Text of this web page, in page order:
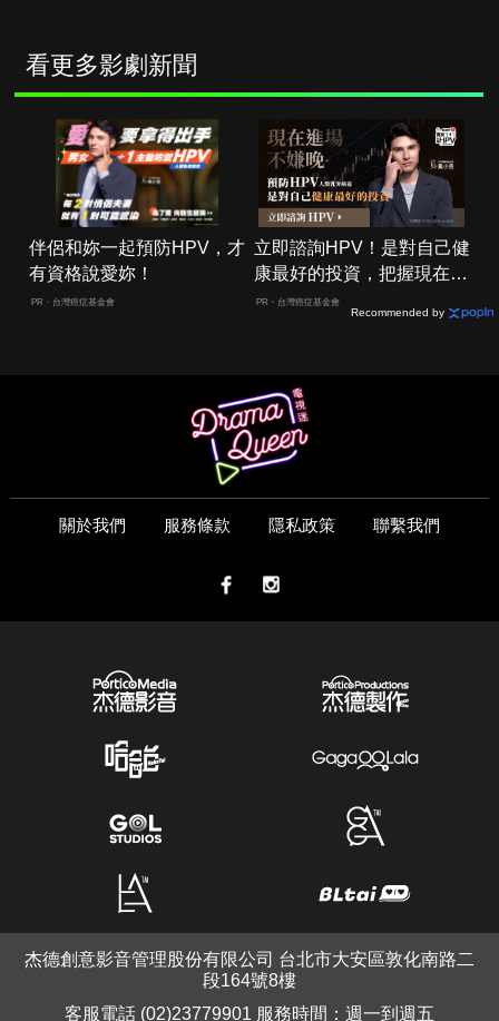
看更多影劇新聞
伴侶和妳一起預防HPV，才
有資格說愛妳！
PR・台灣癌症基金會
立即諮詢HPV！是對自己健
康最好的投資，把握現在不
嫌晚！
PR・台灣癌症基金會
Recommended by
關於我們 服務條款 隱私政策 聯繫我們
杰德創意影音管理股份有限公司 台北市大安區敦化南路二
段164號8樓
客服電話 (02)23779901 服務時間：週一到週五